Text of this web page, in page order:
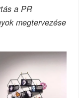
a PR
megtervezése